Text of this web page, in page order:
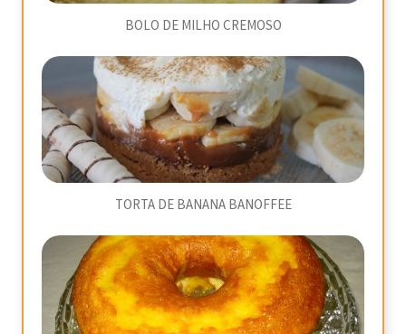
BOLO DE MILHO CREMOSO
TORTA DE BANANA BANOFFEE